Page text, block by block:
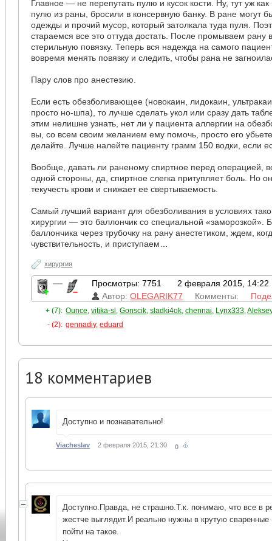
Главное — не перепутать пулю и кусок кости. Ну, тут уж
пулю из раны, бросили в консервную банку. В ране могут
одежды и прочий мусор, который затолкала туда пуля.
стараемся все это оттуда достать. После промываем рану
стерильную повязку. Теперь вся надежда на самого
вовремя менять повязку и следить, чтобы рана не
Пару слов про анестезию.
Если есть обезболивающее (новокаин, лидокаин,
просто но-шпа), то лучше сделать укол или сразу дать
этим нелишне узнать, нет ли у пациента аллергии на
вы, со всем своим желанием ему помочь, просто его
делайте. Лучше налейте пациенту грамм 150 водки, если
Вообще, давать ли раненому спиртное перед операцией,
одной стороны, да, спиртное слегка притупляет боль. Но
текучесть крови и снижает ее свертываемость.
Самый лучший вариант для обезболивания в условиях
хирургии — это баллончик со специальной «заморозкой».
баллончика через трубочку на рану анестетиком, ждем,
чувствительность, и приступаем…
хирургия
— Просмотры: 7751
2 февраля 2015, 14:22
Автор:OLEGARIK77 Комменты:
+ (7): Ounce,vitjka-sl ,Gonscik,sladki4ok,chennai, Lynx333,
- (2): gennadiy,eduard
18 комментариев
Доступно и познавательно!
Viacheslav 2 февраля 2015, 21:30 0
Доступно.Правда, не страшно.Т.к. понимаю, что все в
жестче выглядит.И реально нужны в крутую
пойти на такое.